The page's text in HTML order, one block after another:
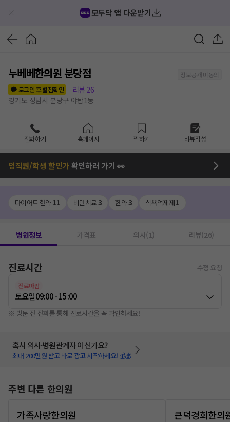
모두닥 앱 다운받기
누베베한의원 분당점
정보공개 미동의
로그인 후 별점확인
리뷰 26
경기도 성남시 분당구 야탑1동
전화하기 홈페이지 찜하기 리뷰작성
임직원/학생 할인가확인하러 가기 👀
다이어트 한약11 비만치료3 한약3 식욕억제제1
병원정보 가격표 의사(1) 리뷰(26)
진료시간 수정 요청
진료마감
토요일09:00 - 15:00
※ 방문 전 전화를 통해 진료시간을 꼭 확인하세요!
혹시 의사·병원관계자 이신가요?
최대 200만원 받고 바로 광고 시작하세요! 💰💰
주변 다른 한의원
가족사랑한의원
큰덕경희한의